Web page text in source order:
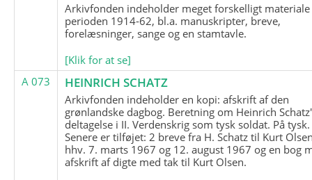
Arkivfonden indeholder meget forskelligt
perioden 1914-62, bl.a. manuskripter, breve,
forelæsninger, sange og en stamtavle.
[Klik for at se]
A 073
HEINRICH SCHATZ
Arkivfonden indeholder en kopi: afskrift af den
grønlandske dagbog. Beretning om Heinrich Schatz'
deltagelse i II. Verdenskrig som tysk soldat. På tysk.
Senere er tilføjet: 2 breve fra H. Schatz til Kurt
hhv. 7. marts 1967 og 12. august 1967 og en bog
afskrift af digte med tak til Kurt Olsen.